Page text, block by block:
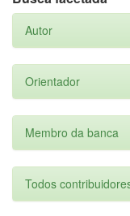
Autor
Orientador
Membro da banca
Todos